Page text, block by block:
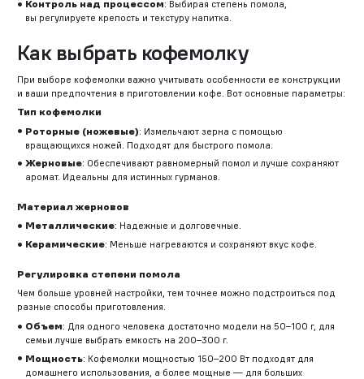
Контроль над процессом: Выбирая степень помола,
вы регулируете крепость и текстуру напитка.
Как выбрать кофемолку
При выборе кофемолки важно учитывать особенности ее конструкции
и ваши предпочтения в приготовлении кофе. Вот основные параметры:
Тип кофемолки
Роторные (ножевые): Измельчают зерна с помощью
вращающихся ножей. Подходят для быстрого помола.
Жерновые: Обеспечивают равномерный помол и лучше сохраняют
аромат. Идеальны для истинных гурманов.
Материал жерновов
Металлические: Надежные и долговечные.
Керамические: Меньше нагреваются и сохраняют вкус кофе.
Регулировка степени помола
Чем больше уровней настройки, тем точнее можно подстроиться под
разные способы приготовления.
Объем: Для одного человека достаточно модели на 50–100 г, для
семьи лучше выбрать емкость на 200–300 г.
Мощность: Кофемолки мощностью 150–200 Вт подходят для
домашнего использования, а более мощные — для больших